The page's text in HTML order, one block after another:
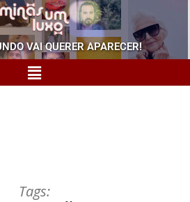
VAI QUERER APARECER!
Tags: